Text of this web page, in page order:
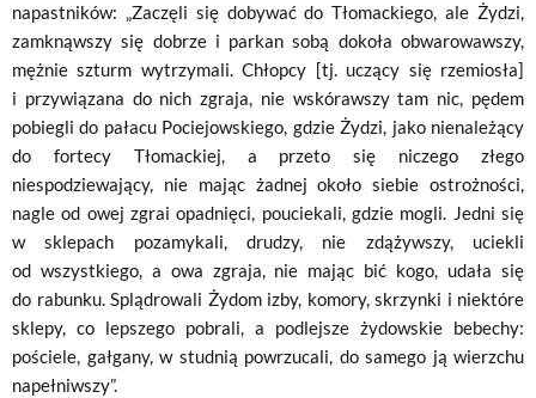
napastników: „Zaczęli się dobywać do Tłomackiego, ale Żydzi,
zamknąwszy się dobrze i parkan sobą dokoła obwarowawszy,
mężnie szturm wytrzymali. Chłopcy [tj. uczący się rzemiosła]
i przywiązana do nich zgraja, nie wskórawszy tam nic, pędem
pobiegli do pałacu Pociejowskie­go, gdzie Żydzi, jako nienależący
do fortecy Tłomackiej, a przeto się niczego złego
niespodziewający, nie mając żadnej około sie­bie ostrożności,
nagle od owej zgrai opadnięci, pouciekali, gdzie mogli. Jedni się
w sklepach pozamykali, drudzy, nie zdążywszy, uciekli
od wszystkiego, a owa zgraja, nie mając bić kogo, udała się
do rabunku. Splądrowali Żydom izby, komory, skrzynki i nie­które
sklepy, co lepszego pobrali, a podlejsze żydowskie bebechy:
pościele, gałgany, w studnią powrzucali, do samego ją wierzchu
napełniwszy”.